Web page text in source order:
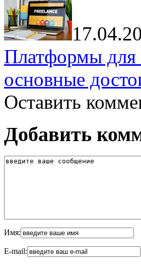
Платформы для
основные
Оставить
Добавить
Имя:
E-mail: